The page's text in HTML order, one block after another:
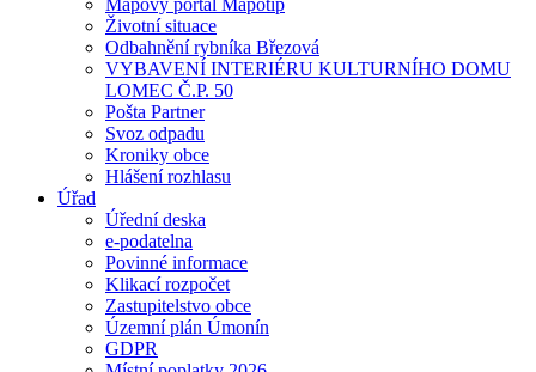
Mapový portál Mapotip
Životní situace
Odbahnění rybníka Březová
VYBAVENÍ INTERIÉRU KULTURNÍHO DOMU
LOMEC Č.P. 50
Pošta Partner
Svoz odpadu
Kroniky obce
Hlášení rozhlasu
Úřad
Úřední deska
e-podatelna
Povinné informace
Klikací rozpočet
Zastupitelstvo obce
Územní plán Úmonín
GDPR